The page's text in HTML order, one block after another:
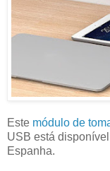
Este módulo de
USB está
Espanha.